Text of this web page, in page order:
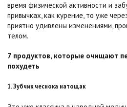
время физической активности и
привычках, как курение, то уже
приятно удивлены изменениями,
телом.
7 продуктов, которые очищают
похудеть
1. Зубчик чеснока натощак